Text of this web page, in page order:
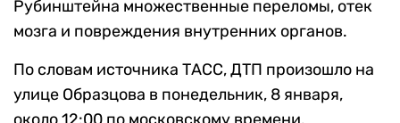
Рубинштейна множественные переломы, отек
мозга и повреждения внутренних органов.
По словам источника ТАСС, ДТП произошло на
улице Образцова в понедельник, 8 января,